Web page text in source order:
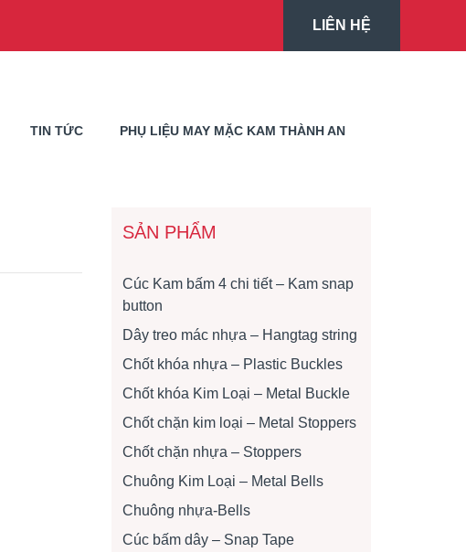
LIÊN HỆ
TIN TỨC PHỤ LIỆU MAY MẶC KAM THÀNH AN
SẢN PHẨM
Cúc Kam bấm 4 chi tiết – Kam snap
button
Dây treo mác nhựa – Hangtag string
Chốt khóa nhựa – Plastic Buckles
Chốt khóa Kim Loại – Metal Buckle
Chốt chặn kim loại – Metal Stoppers
Chốt chặn nhựa – Stoppers
Chuông Kim Loại – Metal Bells
Chuông nhựa-Bells
Cúc bấm dây – Snap Tape